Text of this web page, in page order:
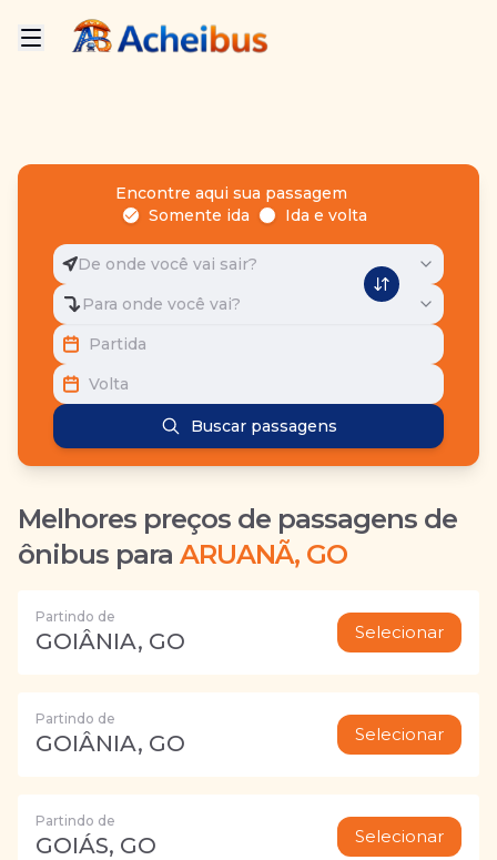
Encontre aqui sua passagem
Somente ida
Ida e volta
De onde você vai sair?
Para onde você vai?
Partida
Volta
Buscar passagens
Melhores preços de passagens de
ônibus para ARUANÃ, GO
Partindo de
GOIÂNIA, GO Selecionar
Partindo de
GOIÂNIA, GO Selecionar
Partindo de
GOIÁS, GO Selecionar